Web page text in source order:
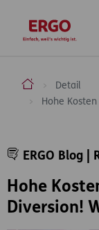
ERGODetail
Hohe
Hohe
Diversion!
ERGO Blog |